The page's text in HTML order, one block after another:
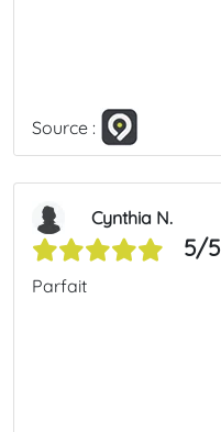
Source :
Cynthia N.
5/5
Parfait